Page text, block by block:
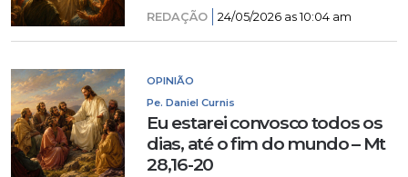
REDAÇÃO 24/05/2026 as 10:04 am
OPINIÃO
Pe. Daniel Curnis
Eu estarei convosco todos os
dias, até o fim do mundo – Mt
28,16-20